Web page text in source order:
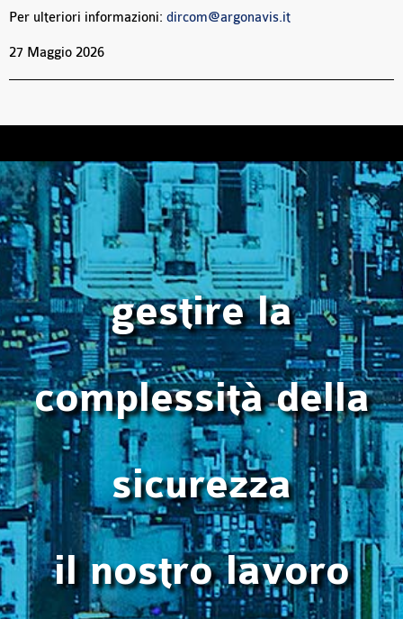
Per ulteriori informazioni: dircom@argonavis.it
27 Maggio 2026
gestire la
complessità della
sicurezza
il nostro lavoro